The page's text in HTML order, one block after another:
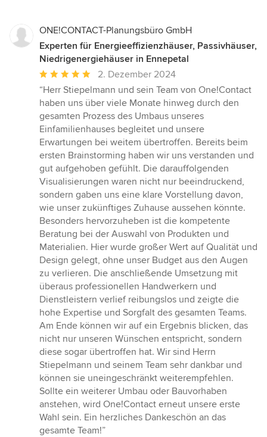
ONE!CONTACT-Planungsbüro GmbH
Experten für Energieeffizienzhäuser, Passivhäuser,
Niedrigenergiehäuser in Ennepetal
Durchschnittliche
Bewertung:
5
von
5
Sternen
2. Dezember 2024
“Herr Stiepelmann und sein Team von One!Contact
haben uns über viele Monate hinweg durch den
gesamten Prozess des Umbaus unseres
Einfamilienhauses begleitet und unsere
Erwartungen bei weitem übertroffen. Bereits beim
ersten Brainstorming haben wir uns verstanden und
gut aufgehoben gefühlt. Die darauffolgenden
Visualisierungen waren nicht nur beeindruckend,
sondern gaben uns eine klare Vorstellung davon,
wie unser zukünftiges Zuhause aussehen könnte.
Besonders hervorzuheben ist die kompetente
Beratung bei der Auswahl von Produkten und
Materialien. Hier wurde großer Wert auf Qualität und
Design gelegt, ohne unser Budget aus den Augen
zu verlieren. Die anschließende Umsetzung mit
überaus professionellen Handwerkern und
Dienstleistern verlief reibungslos und zeigte die
hohe Expertise und Sorgfalt des gesamten Teams.
Am Ende können wir auf ein Ergebnis blicken, das
nicht nur unseren Wünschen entspricht, sondern
diese sogar übertroffen hat. Wir sind Herrn
Stiepelmann und seinem Team sehr dankbar und
können sie uneingeschränkt weiterempfehlen.
Sollte ein weiterer Umbau oder Bauvorhaben
anstehen, wird One!Contact erneut unsere erste
Wahl sein. Ein herzliches Dankeschön an das
gesamte Team!”